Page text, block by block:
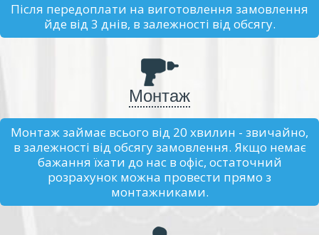
Після передоплати на виготовлення замовлення
йде від 3 днів, в залежності від обсягу.
Монтаж
Монтаж займає всього від 20 хвилин - звичайно,
в залежності від обсягу замовлення. Якщо немає
бажання їхати до нас в офіс, остаточний
розрахунок можна провести прямо з
монтажниками.